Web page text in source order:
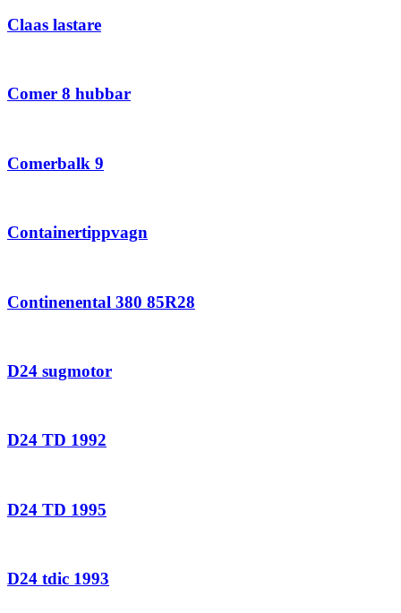
Claas lastare
Comer 8 hubbar
Comerbalk 9
Containertippvagn
Continenental 380 85R28
D24 sugmotor
D24 TD 1992
D24 TD 1995
D24 tdic 1993